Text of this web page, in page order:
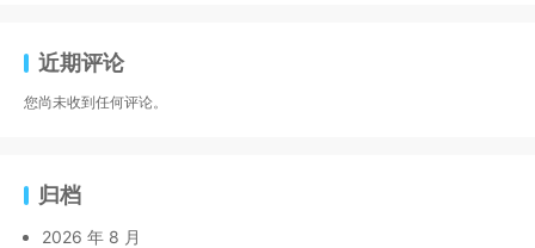
近期评论
您尚未收到任何评论。
归档
2026 年 8 月